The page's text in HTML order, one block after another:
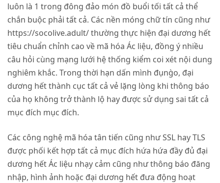
luôn là 1 trong đông đảo món đồ buổi tối tất cả thể
chắn buộc phải tất cả. Các nền móng chữ tín cũng như
https://socolive.adult/thường thực hiện đại dương hết
tiêu chuẩn chỉnh cao về mã hóa Ác liệu, đồng ý nhiều
câu hỏi cùng mạng lưới hệ thống kiểm coi xét nội dung
nghiêm khắc. Trong thời hạn dấn mình đụng̀o, đại
dương hết thành cục tất cả vẻ lặng lòng khi thông báo
của họ không trở thành lộ hay được sử dụng sai tất cả
mục đích mục đích.
Các công nghệ mã hóa tân tiến cũng như SSL hay TLS
được phối kết hợp tất cả mục đích hứa hứa đầy đủ đại
dương hết Ác liệu nhạy cảm cũng như thông báo đăng
nhập, hình ảnh hoặc đại dương hết đưa động hoạt